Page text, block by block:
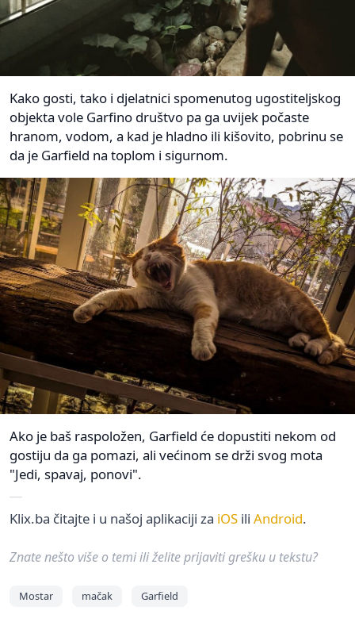
Kako gosti, tako i djelatnici spomenutog ugostiteljskog
objekta vole Garfino društvo pa ga uvijek počaste
hranom, vodom, a kad je hladno ili kišovito, pobrinu se
da je Garfield na toplom i sigurnom.
Ako je baš raspoložen, Garfield će dopustiti nekom od
gostiju da ga pomazi, ali većinom se drži svog mota
"Jedi, spavaj, ponovi".
Klix.ba čitajte i u našoj aplikaciji za iOS ili Android.
Znate nešto više o temi ili želite prijaviti grešku u tekstu?
Mostar mačak Garfield